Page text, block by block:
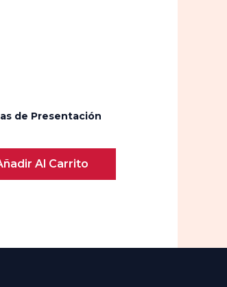
de Presentación
Al Carrito